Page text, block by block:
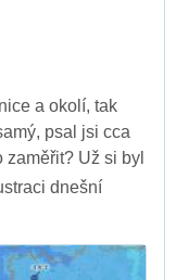
a okolí, tak
psal jsi cca
zaměřit? Už si byl
dnešní